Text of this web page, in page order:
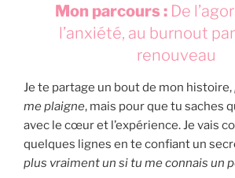
Mon parcours : De
l’anxiété, au burnout
renouveau
Je te partage un bout de mon histoire,
me plaigne, mais pour que tu saches
avec le cœur et l’expérience. Je vais
quelques lignes en te confiant un
plus vraiment un si tu me connais un